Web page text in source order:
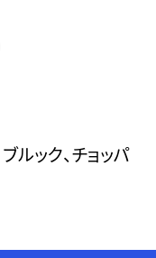
ルック、チョッパ